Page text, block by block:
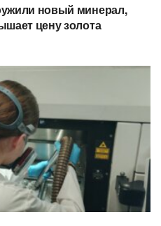
новый минерал,
цену золота